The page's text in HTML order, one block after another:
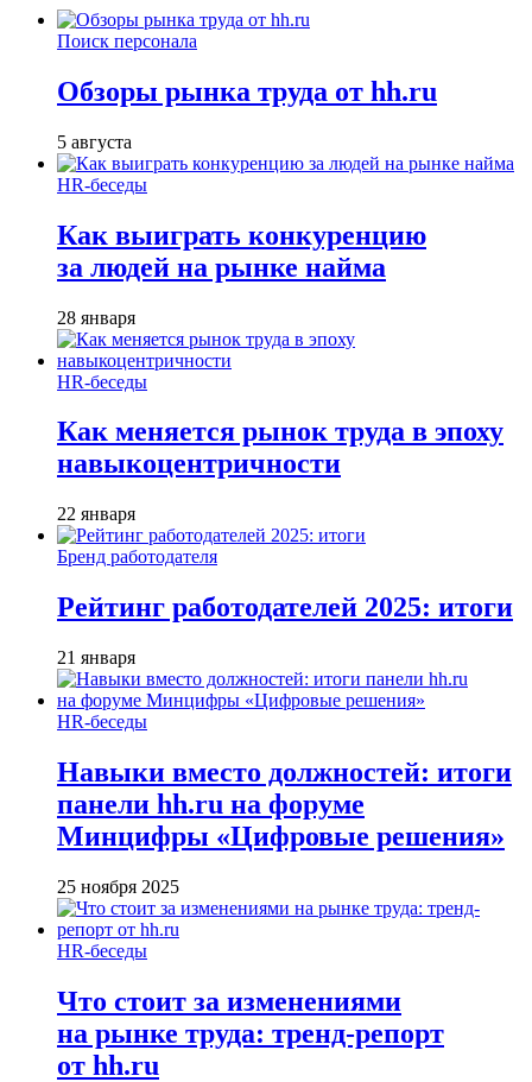
Поиск персонала
Обзоры рынка труда от hh.ru
5 августа
HR-беседы
Как выиграть конкуренцию
за людей на рынке найма
28 января
HR-беседы
Как меняется рынок труда в эпоху
навыкоцентричности
22 января
Бренд работодателя
Рейтинг работодателей 2025: итоги
21 января
HR-беседы
Навыки вместо должностей: итоги
панели hh.ru на форуме
Минцифры «Цифровые решения»
25 ноября 2025
HR-беседы
Что стоит за изменениями
на рынке труда: тренд-репорт
от hh.ru